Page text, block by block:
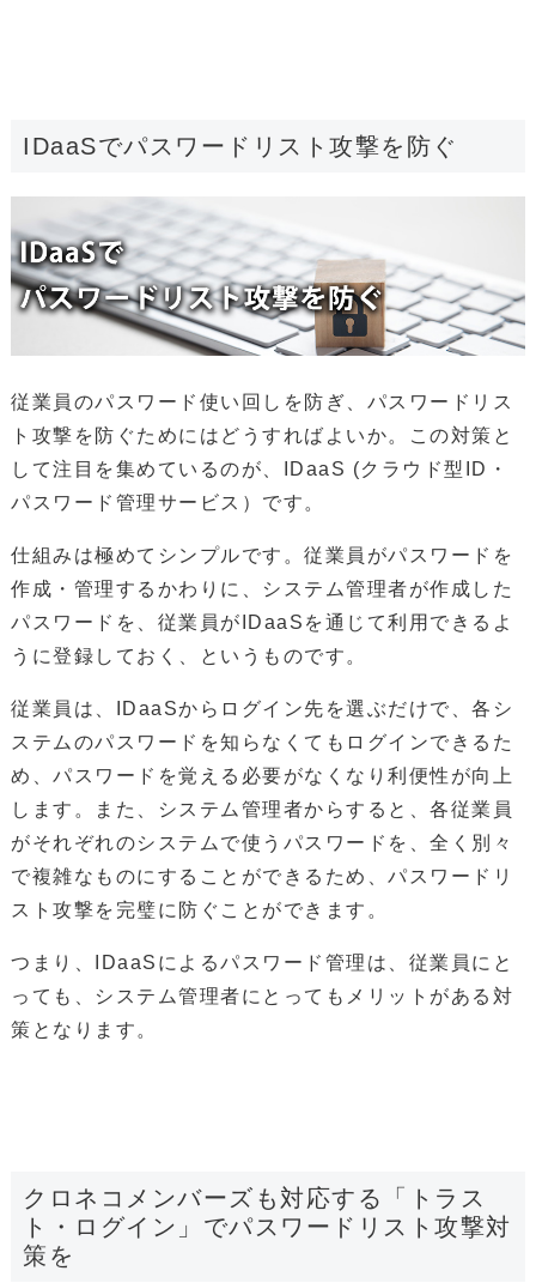
IDaaSでパスワードリスト攻撃を防ぐ
従業員のパスワード使い回しを防ぎ、パスワードリス
ト攻撃を防ぐためにはどうすればよいか。この対策と
して注目を集めているのが、IDaaS (クラウド型ID・
パスワード管理サービス）です。
仕組みは極めてシンプルです。従業員がパスワードを
作成・管理するかわりに、システム管理者が作成した
パスワードを、従業員がIDaaSを通じて利用できるよ
うに登録しておく、というものです。
従業員は、IDaaSからログイン先を選ぶだけで、各シ
ステムのパスワードを知らなくてもログインできるた
め、パスワードを覚える必要がなくなり利便性が向上
します。また、システム管理者からすると、各従業員
がそれぞれのシステムで使うパスワードを、全く別々
で複雑なものにすることができるため、パスワードリ
スト攻撃を完璧に防ぐことができます。
つまり、IDaaSによるパスワード管理は、従業員にと
っても、システム管理者にとってもメリットがある対
策となります。
クロネコメンバーズも対応する「トラス
ト・ログイン」でパスワードリスト攻撃対
策を